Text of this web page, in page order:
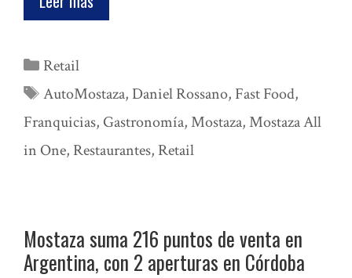
Categorías
Retail
Etiquetas
AutoMostaza,Daniel Rossano, Fast Food,
Franquicias, Gastronomía,Mostaza,Mostaza All
in One, Restaurantes, Retail
Mostaza suma 216 puntos de venta en
Argentina, con 2 aperturas en Córdoba